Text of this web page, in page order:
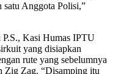
satu Anggota Polisi,”
Kasi Humas IPTU
yang disiapkan
rute yang sebelumnya
Zig Zag. “Disamping itu